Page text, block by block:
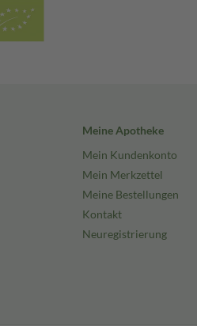
Meine Apotheke
Mein Kundenkonto
Mein Merkzettel
Meine Bestellungen
Kontakt
Neuregistrierung